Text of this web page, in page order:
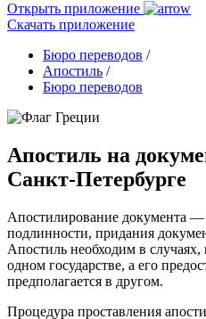
Открыть приложение
Скачать приложение
Бюро переводов /
Апостиль /
Бюро переводов
Апостиль на
Санкт-Петербурге
Апостилирование документа
подлинности, придания
Апостиль необходим в случаях,
одном государстве, а его
предполагается в другом.
Процедура проставления